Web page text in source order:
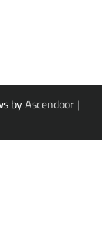
byAscendoor |